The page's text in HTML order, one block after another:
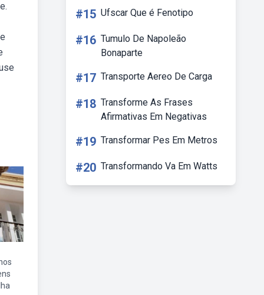
#15 Ufscar Que é Fenotipo
#16 Tumulo De Napoleão
Bonaparte
#17 Transporte Aereo De Carga
#18 Transforme As Frases
Afirmativas Em Negativas
#19 Transformar Pes Em Metros
#20 Transformando Va Em Watts